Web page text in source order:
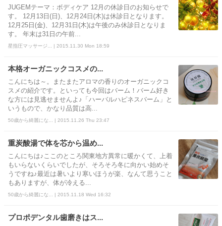
JUGEMテーマ：ボディケア 12月の休診日のお知らせで
す。 12月13日(日)、12月24日(木)は休診日となります。
12月25日(金)、12月31日(木)は午後のみ休診日となりま
す。 年末は31日の午前...
星指圧マッサージ... | 2015.11.30 Mon 18:59
本格オーガニックコスメの...
こんにちは～。またまたアロマの香りのオーガニックコ
スメの紹介です。といっても今回はバーム！バーム好き
な方には見逃せませんよ♪「ハーバルハピネスバーム」と
いうもので、かなり品質は高...
50歳から綺麗にな... | 2015.11.26 Thu 23:47
重炭酸湯で体を芯から温め...
こんにちは♪ここのところ関東地方異常に暖かくて、上着
もいらないくらいでしたが、そろそろ冬に向かい始めそ
うですね♪最近は暑いより寒いほうが楽、なんて思うこと
もありますが、体が冷える...
50歳から綺麗にな... | 2015.11.18 Wed 16:32
プロポデンタル歯磨きはス...